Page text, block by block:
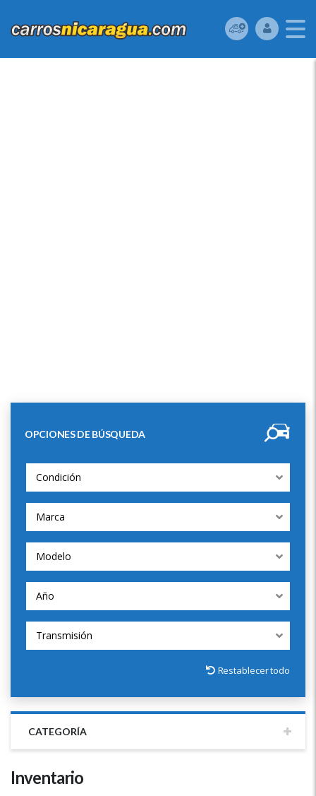
OPCIONES DE BÚSQUEDA
Condición
Marca
Modelo
Año
Transmisión
Restablecer todo
CATEGORÍA
Inventario